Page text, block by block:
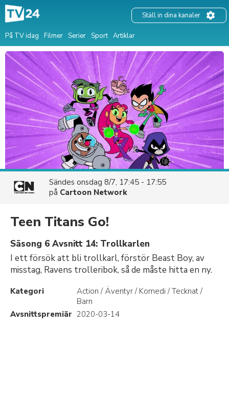
På TV idag Filmer Serier Sport Artiklar
Ställ in dina kanaler
Sändes onsdag 8/7, 17:45 - 17:55
på Cartoon Network
Teen Titans Go!
Säsong 6 Avsnitt 14: Trollkarlen
I ett försök att bli trollkarl, förstör Beast Boy, av
misstag, Ravens trolleribok, så de måste hitta en ny.
Kategori
Action / Äventyr / Komedi / Tecknat /
Barn
Avsnittspremiär 2020-03-14